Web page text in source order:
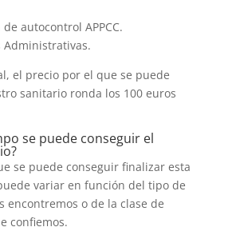
autocontrol APPCC.
Administrativas.
el precio por el que se puede
sanitario ronda los 100 euros
se puede conseguir el
se puede conseguir finalizar esta
variar en función del tipo de
encontremos o de la clase de
confiemos.